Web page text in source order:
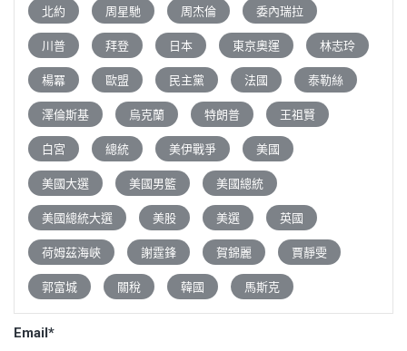
北約 周星馳 周杰倫 委內瑞拉
川普 拜登 日本 東京奧運 林志玲
楊冪 歐盟 民主黨 法國 泰勒絲
澤倫斯基 烏克蘭 特朗普 王祖賢
白宮 總統 美伊戰爭 美國
美國大選 美國男籃 美國總統
美國總統大選 美股 美選 英國
荷姆茲海峽 謝霆鋒 賀錦麗 賈靜雯
郭富城 關稅 韓國 馬斯克
Email*